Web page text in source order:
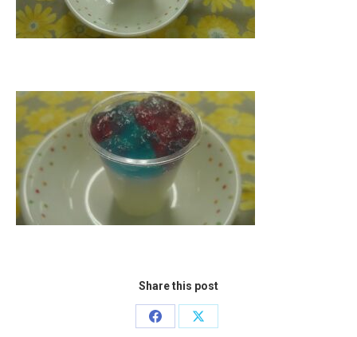
Share this post
Share
Share